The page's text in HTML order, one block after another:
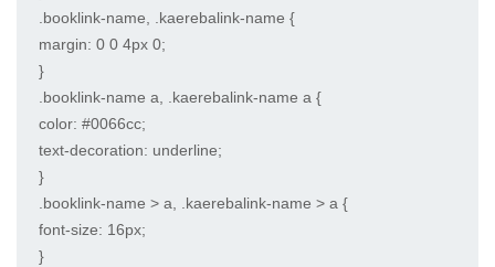
.booklink-name, .kaerebalink-name {
margin: 0 0 4px 0;
}
.booklink-name a, .kaerebalink-name a {
color: #0066cc;
text-decoration: underline;
}
.booklink-name > a, .kaerebalink-name > a {
font-size: 16px;
}